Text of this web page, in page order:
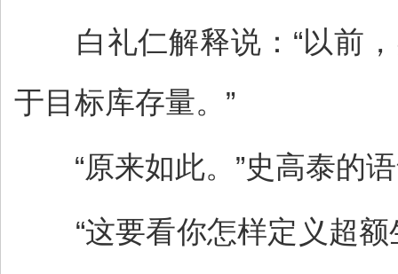
白礼仁解释说：“以前，
于目标库存量。”
“原来如此。”史高泰的语
“这要看你怎样定义超额